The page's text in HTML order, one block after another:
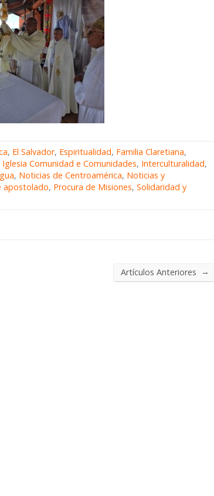
, El Salvador, Espiritualidad, Familia Claretiana,
Iglesia Comunidad e Comunidades, Interculturalidad,
, Noticias de Centroamérica, Noticias y
apostolado, Procura de Misiones, Solidaridad y
Artículos Anteriores →